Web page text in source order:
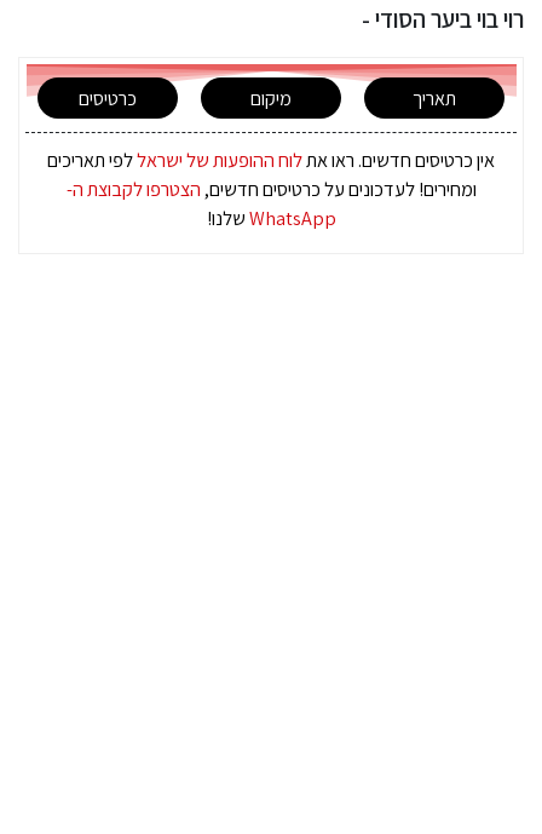
רוי בוי ביער הסודי -
תאריך מיקום כרטיסים
אין כרטיסים חדשים. ראו אתלוח ההופעות של ישראללפי תאריכים
ומחירים! לעדכונים על כרטיסים חדשים, הצטרפו לקבוצת ה-
WhatsAppשלנו!